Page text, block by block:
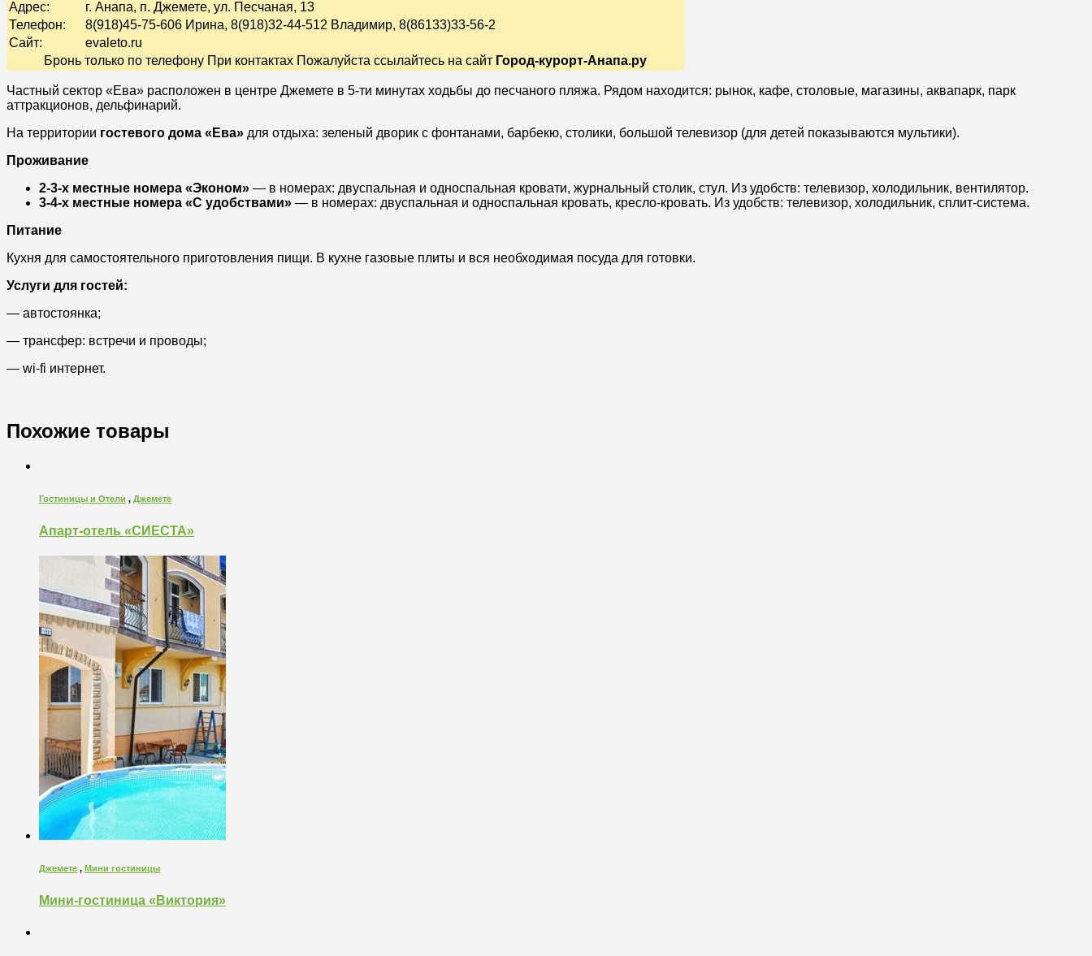
Адрес:
г. Анапа, п. Джемете, ул. Песчаная, 13
Телефон:
8(918)45-75-606 Ирина, 8(918)32-44-512 Владимир, 8(86133)33-56-2
Сайт:
evaleto.ru
Бронь только по телефону При контактах Пожалуйста ссылайтесь на сайт Город-курорт-Анапа.ру
Частный сектор «Ева» расположен в центре Джемете в 5-ти минутах ходьбы до песчаного пляжа. Рядом находится: рынок, кафе, столовые, магазины, аквапарк, парк
аттракционов, дельфинарий.
На территории гостевого дома «Ева» для отдыха: зеленый дворик с фонтанами, барбекю, столики, большой телевизор (для детей показываются мультики).
Проживание
2-3-х местные номера «Эконом» — в номерах: двуспальная и односпальная кровати, журнальный столик, стул. Из удобств: телевизор, холодильник, вентилятор.
3-4-х местные номера «С удобствами» — в номерах: двуспальная и односпальная кровать, кресло-кровать. Из удобств: телевизор, холодильник, сплит-система.
Питание
Кухня для самостоятельного приготовления пищи. В кухне газовые плиты и вся необходимая посуда для готовки.
Услуги для гостей:
— автостоянка;
— трансфер: встречи и проводы;
— wi-fi интернет.
Похожие товары
Гостиницы и Отели , Джемете
Апарт-отель «СИЕСТА»
Джемете , Мини гостиницы
Мини-гостиница «Виктория»